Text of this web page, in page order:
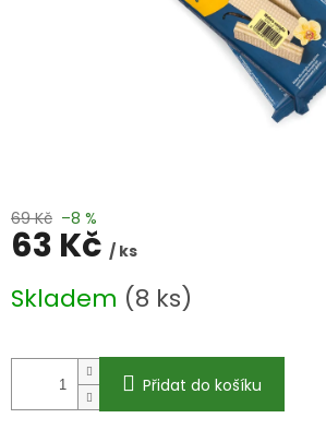
69 Kč –8 %
63 Kč / ks
cena:
Skladem (8 ks)
Přidat do košíku